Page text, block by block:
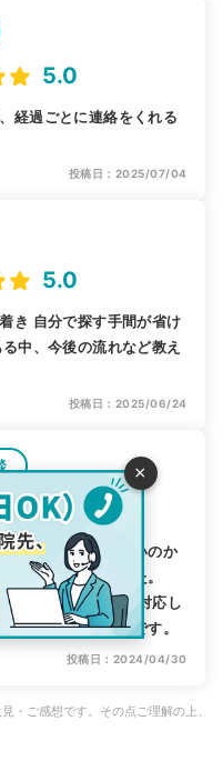
5.0
経過ごとに連絡をくれる
投稿日：2025/07/04
5.0
き 自分で探す手間が省け
中、今後の流れなど教え
投稿日：2025/06/24
5.0
のようにしたらいいのか
つけて利用しました。
から親身になって対応し
とても心強かったです。
投稿日：2024/04/30
・ご感想です。その点ご理解の上、
×